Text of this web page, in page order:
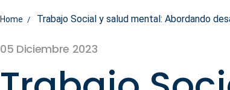
Home Trabajo Social y salud mental: Abordando
05 Diciembre 2023